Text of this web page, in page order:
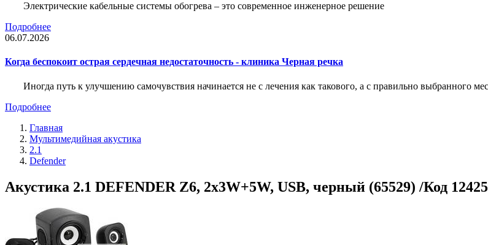
Электрические кабельные системы обогрева – это современное инженерное решение
Подробнее
06.07.2026
Когда беспокоит острая сердечная недостаточность - клиника Черная речка
Иногда путь к улучшению самочувствия начинается не с лечения как такового, а с правильно выбранного
Подробнее
Главная
Мультимедийная акустика
2.1
Defender
Акустика 2.1 DEFENDER Z6, 2x3W+5W, USB, черный (65529) /Код